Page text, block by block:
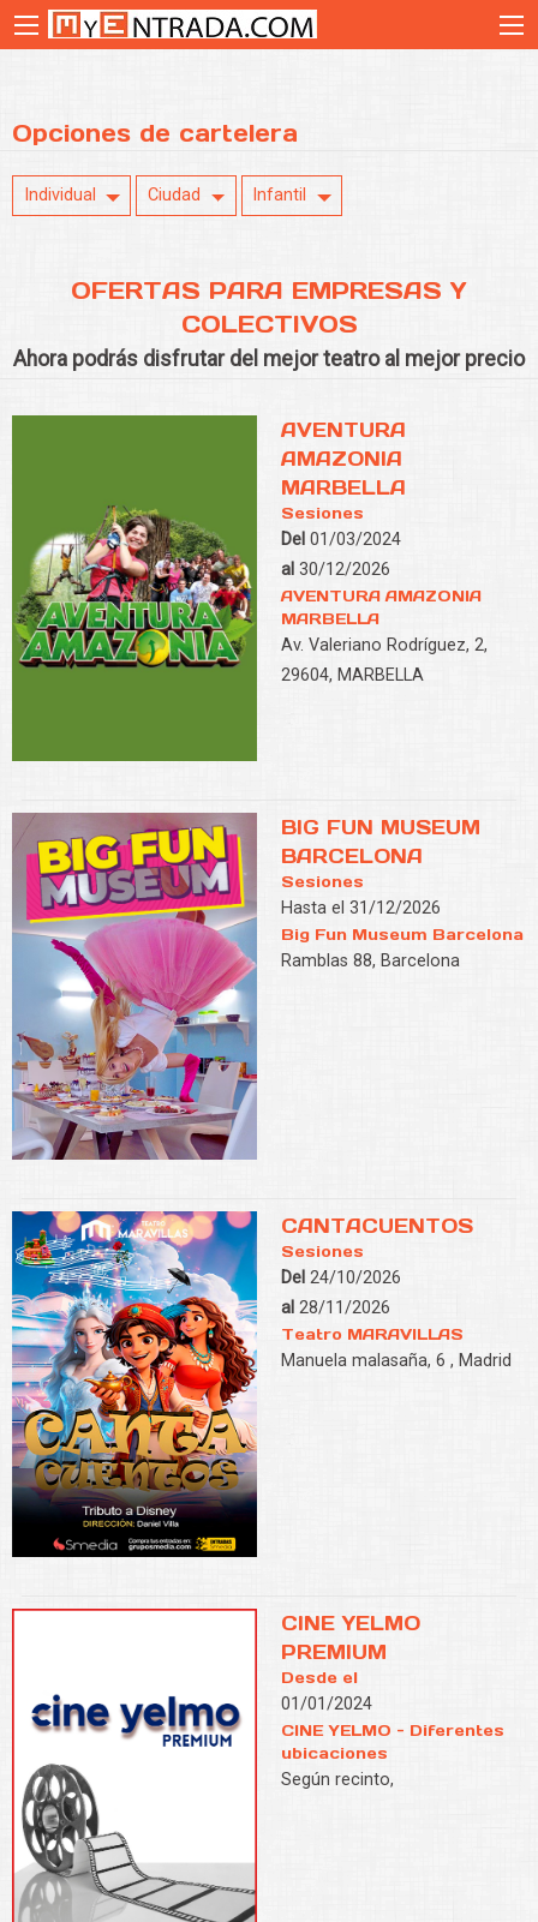
Opciones de cartelera
Individual Ciudad Infantil
OFERTAS PARA EMPRESAS Y
COLECTIVOS
Ahora podrás disfrutar del mejor teatro al mejor precio
AVENTURA
AMAZONIA
MARBELLA
Sesiones
Del 01/03/2024
al 30/12/2026
AVENTURA AMAZONIA
MARBELLA
Av. Valeriano Rodríguez, 2,
29604, MARBELLA
BIG FUN MUSEUM
BARCELONA
Sesiones
Hasta el 31/12/2026
Big Fun Museum Barcelona
Ramblas 88, Barcelona
CANTACUENTOS
Sesiones
Del 24/10/2026
al 28/11/2026
Teatro MARAVILLAS
Manuela malasaña, 6 , Madrid
CINE YELMO
PREMIUM
Desde el
01/01/2024
CINE YELMO - Diferentes
ubicaciones
Según recinto,